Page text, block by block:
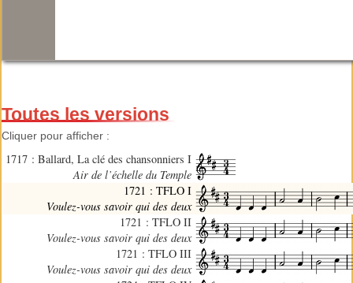
Toutes les versions
Cliquer pour afficher :
1717 : Ballard, La clé des chansonniers I
Air de l’échelle du Temple
1721 : TFLO I
Voulez-vous savoir qui des deux
1721 : TFLO II
Voulez-vous savoir qui des deux
1721 : TFLO III
Voulez-vous savoir qui des deux